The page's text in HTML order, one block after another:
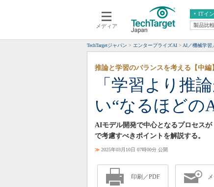
メディア
ITイ
クラウド
スマートモバイル
ネットワーク
システム運用管理
エンタープラ
ERP
CX
情報系システ
製品比較
TechTargetジャパン エンタープライズAI AI／機械学習
「学習より推
い“なるほどの
推論と学習のバランスを考える【中編
AIモデル開発で中心となるプロセス
で考慮すべきポイントを解説する。
≫ 2025年03月10日 07時00分 公開
印刷／PDF